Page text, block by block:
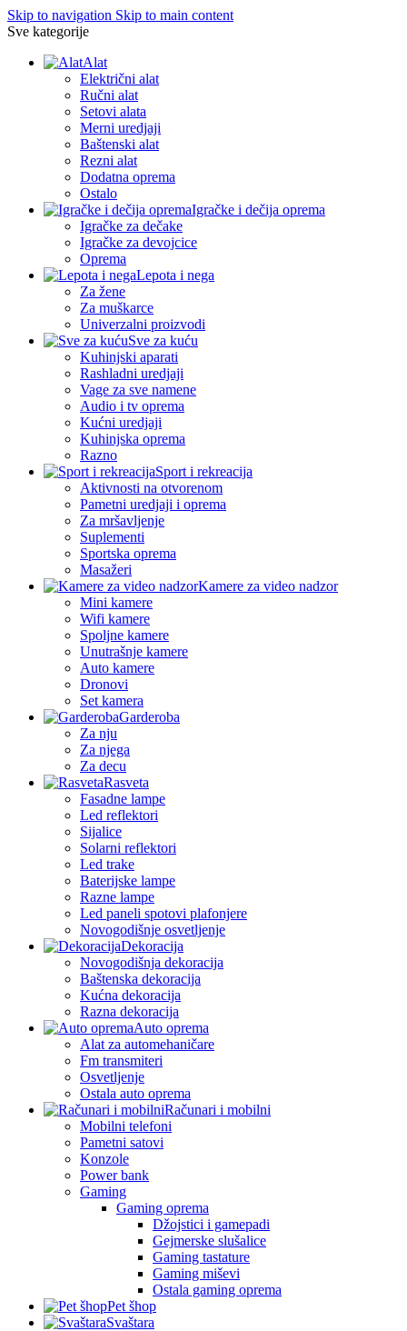
Skip to navigation Skip to main content
Sve kategorije
Alat
Električni alat
Ručni alat
Setovi alata
Merni uredjaji
Baštenski alat
Rezni alat
Dodatna oprema
Ostalo
Igračke i dečija oprema
Igračke za dečake
Igračke za devojcice
Oprema
Lepota i nega
Za žene
Za muškarce
Univerzalni proizvodi
Sve za kuću
Kuhinjski aparati
Rashladni uredjaji
Vage za sve namene
Audio i tv oprema
Kućni uredjaji
Kuhinjska oprema
Razno
Sport i rekreacija
Aktivnosti na otvorenom
Pametni uredjaji i oprema
Za mršavljenje
Suplementi
Sportska oprema
Masažeri
Kamere za video nadzor
Mini kamere
Wifi kamere
Spoljne kamere
Unutrašnje kamere
Auto kamere
Dronovi
Set kamera
Garderoba
Za nju
Za njega
Za decu
Rasveta
Fasadne lampe
Led reflektori
Sijalice
Solarni reflektori
Led trake
Baterijske lampe
Razne lampe
Led paneli spotovi plafonjere
Novogodišnje osvetljenje
Dekoracija
Novogodišnja dekoracija
Baštenska dekoracija
Kućna dekoracija
Razna dekoracija
Auto oprema
Alat za automehaničare
Fm transmiteri
Osvetljenje
Ostala auto oprema
Računari i mobilni
Mobilni telefoni
Pametni satovi
Konzole
Power bank
Gaming
Gaming oprema
Džojstici i gamepadi
Gejmerske slušalice
Gaming tastature
Gaming miševi
Ostala gaming oprema
Pet šhop
Svaštara